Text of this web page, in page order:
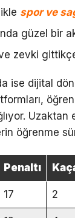
spor ve
güzel bir
zevki
ise dijital
Uzaktan
öğrenme
Penaltı
17 2